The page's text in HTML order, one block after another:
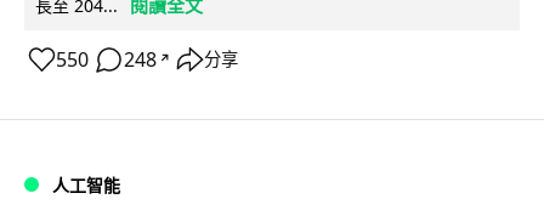
長至 204...
550 248 ↗ 分享
人工智能